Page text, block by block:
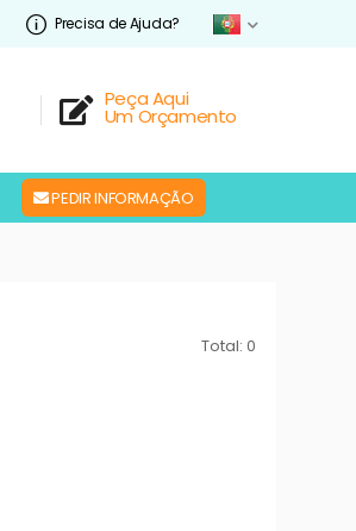
Precisa de Ajuda?
Peça Aqui
Um Orçamento
PEDIR INFORMAÇÃO
Total: 0